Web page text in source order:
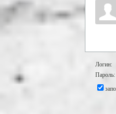
Логин:
Пароль: